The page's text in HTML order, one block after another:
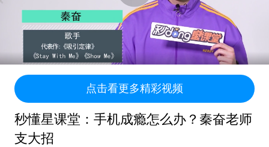
点击看更多精彩视频
秒懂星课堂：手机成瘾怎么办？秦奋老师
支大招